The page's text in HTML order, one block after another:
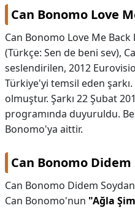
Can Bonomo Love
Can Bonomo Love Me Back
(Türkçe: Sen de beni sev),
seslendirilen, 2012
Türkiye'yi temsil eden
olmuştur. Şarkı 22 Şubat
programında duyuruldu.
Bonomo'ya aittir.
Can Bonomo Didem
Can Bonomo Didem
Can Bonomo'nun "Ağla